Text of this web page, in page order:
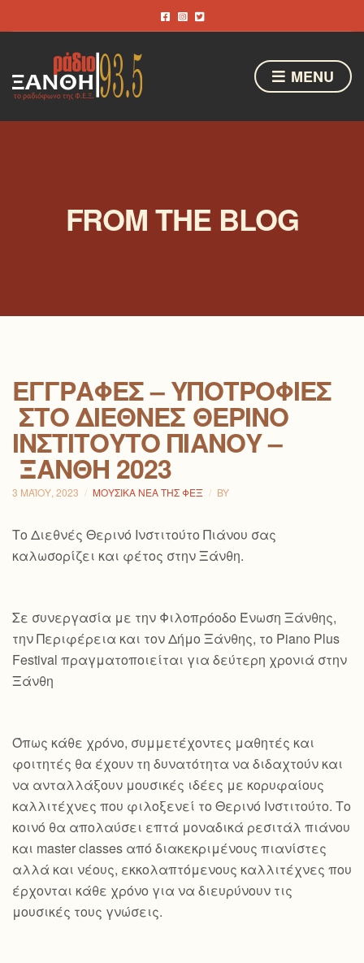
MENU
FROM THE BLOG
ΕΓΓΡΑΦΈΣ – ΥΠΟΤΡΟΦΊΕΣ
ΣΤΟ ΔΙΕΘΝΈΣ ΘΕΡΙΝΌ
ΙΝΣΤΙΤΟΎΤΟ ΠΙΆΝΟΥ –
ΞΆΝΘΗ 2023
3 ΜΑΪ́ΟΥ, 2023 ΜΟΥΣΙΚΆ ΝΈΑ ΤΗΣ ΦΕΞ BY
Το Διεθνές Θερινό Ινστιτούτο Πιάνου σας
καλωσορίζει και φέτος στην Ξάνθη.
Σε συνεργασία με την Φιλοπρόοδο Ένωση Ξάνθης,
την Περιφέρεια και τον Δήμο Ξάνθης, το Piano Plus
Festival πραγματοποιείται για δεύτερη χρονιά στην
Ξάνθη
Όπως κάθε χρόνο, συμμετέχοντες μαθητές και
φοιτητές θα έχουν τη δυνατότητα να διδαχτούν και
να ανταλλάξουν μουσικές ιδέες με κορυφαίους
καλλιτέχνες που φιλοξενεί το Θερινό Ινστιτούτο. Το
κοινό θα απολαύσει επτά μοναδικά ρεσιτάλ πιάνου
και master classes από διακεκριμένους πιανίστες
αλλά και νέους, εκκολαπτόμενους καλλιτέχνες που
έρχονται κάθε χρόνο για να διευρύνουν τις
μουσικές τους γνώσεις.